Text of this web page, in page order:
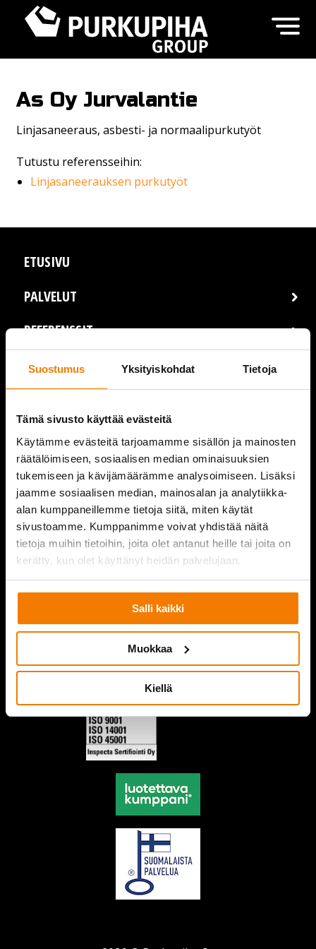
Suostumus Yksityiskohdat Tietoja
Tämä sivusto käyttää evästeitä
Käytämme evästeitä tarjoamamme sisällön ja mainosten
räätälöimiseen, sosiaalisen median ominaisuuksien
tukemiseen ja kävijämäärämme analysoimiseen. Lisäksi
jaamme sosiaalisen median, mainosalan ja analytiikka-
alan kumppaneillemme tietoja siitä, miten käytät
sivustoamme. Kumppanimme voivat yhdistää näitä
tietoja muihin tietoihin, joita olet antanut heille tai joita on
kerätty, kun olet käyttänyt heidän palvelujaan.
Salli kaikki
Muokkaa
Kiellä
As Oy Jurvalantie
Linjasaneeraus, asbesti- ja normaalipurkutyöt
Tutustu referensseihin:
Linjasaneerauksen purkutyöt
ETUSIVU
PALVELUT
REFERENSSIT
AJANKOHTAISTA
YRITYS
YHTEYSTIEDOT
PURKUPIHA